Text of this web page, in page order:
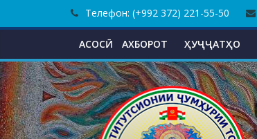
to
Телефон: (+992 372) 221-55-50
АСОСӢ АХБОРОТ ҲУҶҶАТҲО